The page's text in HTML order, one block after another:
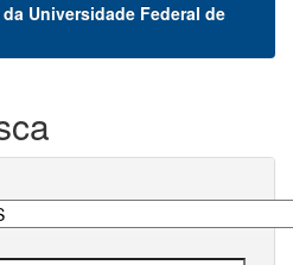
Universidade Federal de